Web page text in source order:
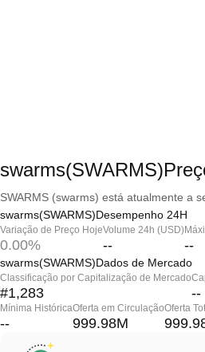
SWARMS (swarms) está atualmente a
swarms(SWARMS)Desempenho 24H
Variação de Preço Hoje
0.00%
Volume 24h (USD)
-- --
swarms(SWARMS)Dados de Mercado
Classificação por Capitalização de Mercado
#1,283 --
Mínima Histórica
--
Oferta em Circulação
999.98M
Oferta